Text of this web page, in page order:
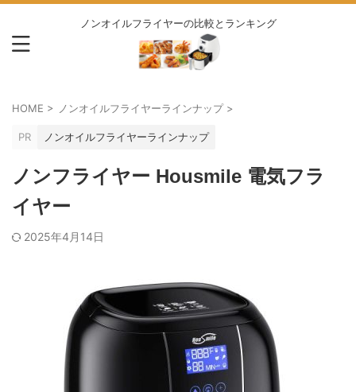
ノンオイルフライヤーの比較とランキング
HOME > ノンオイルフライヤーラインナップ >
PR ノンオイルフライヤーラインナップ
ノンフライヤー Housmile 電気フラ
イヤー
2025年4月14日